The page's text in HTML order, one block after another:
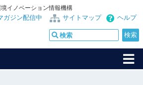
イノベーション情報機構
ヘルプ
サイトマップ
ガジン配信中